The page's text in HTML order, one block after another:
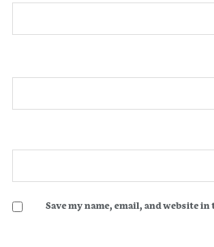
Save my name, email, and website